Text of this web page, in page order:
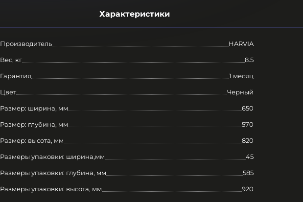
Характеристики
Производитель HARVIA
Вес, кг 8.5
Гарантия 1 месяц
Цвет Черный
Размер: ширина, мм 650
Размер: глубина, мм 570
Размер: высота, мм 820
Размеры упаковки: ширина,мм 45
Размеры упаковки: глубина, мм 585
Размеры упаковки: высота, мм 920